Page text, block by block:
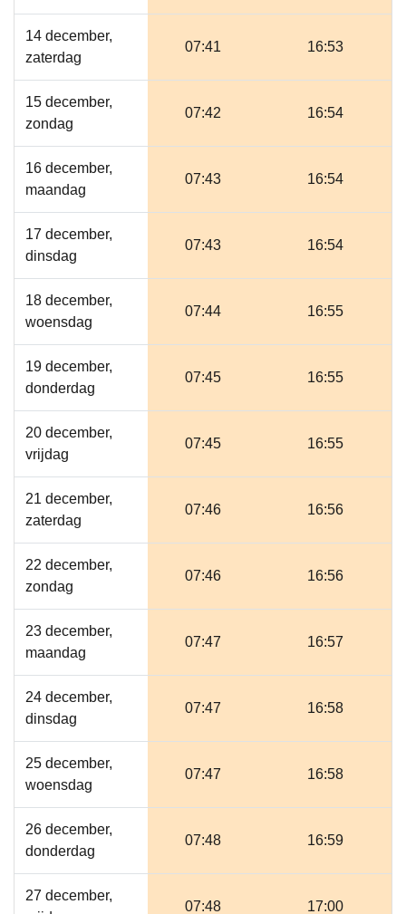
14 december,
zaterdag
07:41 16:53
15 december,
zondag
07:42 16:54
16 december,
maandag
07:43 16:54
17 december,
dinsdag
07:43 16:54
18 december,
woensdag
07:44 16:55
19 december,
donderdag
07:45 16:55
20 december,
vrijdag
07:45 16:55
21 december,
zaterdag
07:46 16:56
22 december,
zondag
07:46 16:56
23 december,
maandag
07:47 16:57
24 december,
dinsdag
07:47 16:58
25 december,
woensdag
07:47 16:58
26 december,
donderdag
07:48 16:59
27 december,
07:48 17:00